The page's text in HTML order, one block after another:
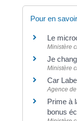
Pour en
Le
Ministère
Je
Ministère
Car
Agence
Prime à
bonus